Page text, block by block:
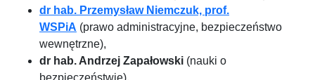
dr hab. Przemysław Niemczuk, prof.
WSPiA (prawo administracyjne, bezpieczeństwo
wewnętrzne),
dr hab. Andrzej Zapałowski (nauki o
bezpieczeństwie),